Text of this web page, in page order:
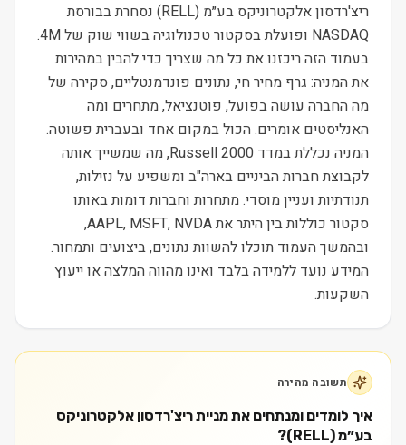
ריצ'רדסון אלקטרוניקס בע״מ (RELL) נסחרת בבורסת
NASDAQ ופועלת בסקטור טכנולוגיה בשווי שוק של 4M.
בעמוד הזה ריכזנו את כל מה שצריך כדי להבין במהירות
את המניה: גרף מחיר חי, נתונים פונדמנטליים, סקירה של
מה החברה עושה בפועל, פוטנציאל, מתחרים ומה
האנליסטים אומרים. הכול במקום אחד ובעברית פשוטה.
המניה נכללת במדד Russell 2000, מה שמשייך אותה
לקבוצת חברות הביניים בארה"ב ומשפיע על נזילות,
תנודתיות ועניין מוסדי. מתחרות וחברות דומות באותו
סקטור כוללות בין היתר את AAPL, MSFT, NVDA,
ובהמשך העמוד תוכלו להשוות נתונים, ביצועים ותמחור.
המידע נועד ללמידה בלבד ואינו מהווה המלצה או ייעוץ
השקעות.
תשובה מהירה
איך לומדים ומנתחים את מניית ריצ'רדסון אלקטרוניקס
בע״מ (RELL)?